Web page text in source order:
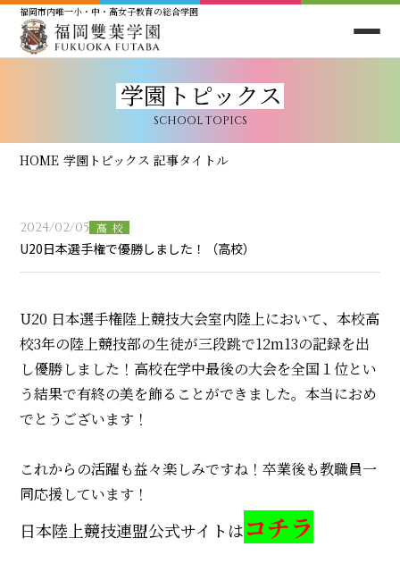
福岡市内唯一小・中・高女子教育の総合学園
学園トピックス
SCHOOL TOPICS
HOME 学園トピックス 記事タイトル
2024/02/05 高校
U20日本選手権で優勝しました！（高校）
U20 日本選手権陸上競技大会室内陸上において、本校高
校3年の陸上競技部の生徒が三段跳で12m13の記録を出
し優勝しました！ 高校在学中最後の大会を全国１位とい
う結果で有終の美を飾ることができました。本当におめ
でとうございます！
これからの活躍も益々楽しみですね！卒業後も教職員一
同応援しています！ㅤ
日本陸上競技連盟公式サイトはコチラ